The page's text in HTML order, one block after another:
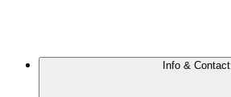
Info & Contact